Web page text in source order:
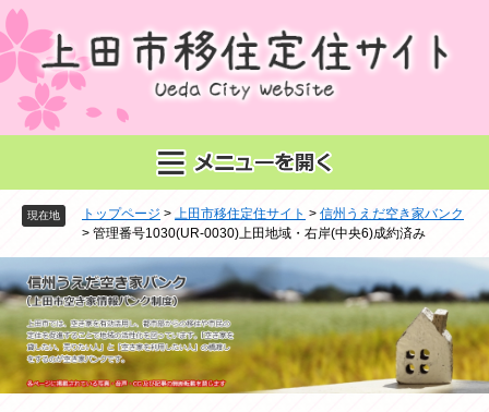
ペ
ー
ジ
の
。
メ
ニ
ュ
ー
て
へ
現在地 トップページ > 上田市移住定住サイト > 信州うえだ空き家バンク
> 管理番号1030(UR-0030)上田地域・右岸(中央6)成約済み